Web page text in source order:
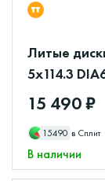
Литые
5x114.3
15 490 ₽
15490 в Сплит
В наличии